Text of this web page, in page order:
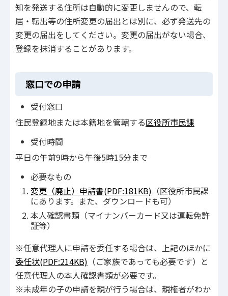
知を発送する住所は自動的に変更しませんので、転
居・転出等の住所変更の届出とは別に、必ず発送先の
変更の届出をしてください。変更の届出がない場合、
登録を抹消することがあります。
窓口での申請
受付窓口
住民登録地または本籍地を管轄する区役所市民課
受付時間
平日の午前9時から午後5時15分まで
必要なもの
変更（廃止）申請書(PDF:181KB) （区役所市民課
にあります。また、ダウンロードも可）
本人確認書類（マイナンバーカード又は運転免許
証等）
※任意代理人に申請を委任する場合は、上記のほかに
委任状(PDF:214KB) （ご家族であっても必要です）と
任意代理人の本人確認書類が必要です。
※未成年の子の申請を親が行う場合は、親権者がわか